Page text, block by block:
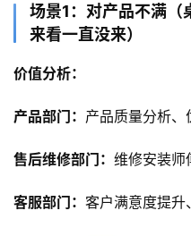
场景1：对产品不满（
来看一直没来）
价值分析：
产品部门： 产品质量分析、
售后维修部门： 维修安装师
客服部门： 客户满意度提升